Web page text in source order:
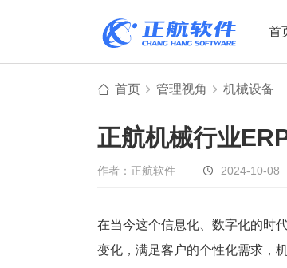
首
设备制造
非标自动化
电子制造
装备制造
首页 管理视角 机械设备
正航机械行业
作者：正航软件 2024-10-08
在当今这个信息化、数字化的时
变化，满足客户的个性化需求，